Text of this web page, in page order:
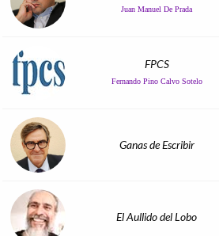
Juan Manuel De Prada
FPCS
Fernando Pino Calvo Sotelo
Ganas de Escribir
El Aullido del Lobo